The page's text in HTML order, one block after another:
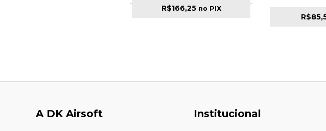
R$166,25 no PIX
A DK Airsoft Institucional